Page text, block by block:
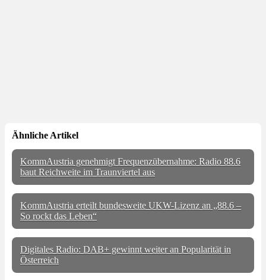
Ähnliche Artikel
KommAustria genehmigt Frequenzübernahme: Radio 88.6
baut Reichweite im Traunviertel aus
KommAustria erteilt bundesweite UKW-Lizenz an „88.6 –
So rockt das Leben“
Digitales Radio: DAB+ gewinnt weiter an Popularität in
Österreich